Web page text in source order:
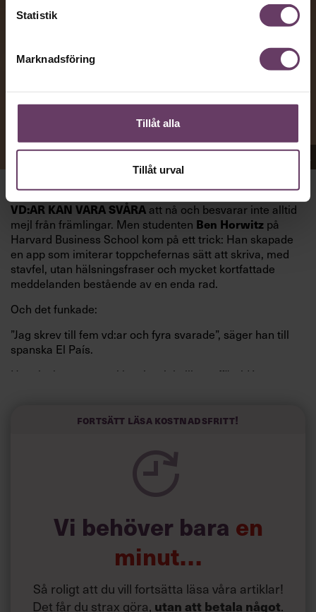
Statistik
Marknadsföring
Tillåt alla
Tillåt urval
Appen Sinceerly imiterar vd:ars kortfattade språk.
VD:AR KAN VARA SVÅRA att nå och besvarar inte alltid
mejl från främlingar. Men studenten Ben Horwitz på
Harvard Business School kom på ett trick: Han skapade
en app som imiterar toppchefernas sätt att skriva, med
stavfel, utan hälsningsfraser och mycket kortfattade
meddelanden bestående av en enda rad.
Och det funkade:
”Jag skrev till fem vd:ar och fyra svarade”, säger han till
spanska El País.
Horwitz har nu utvecklat sitt trick till en affärsidé: appen
kortfattat slarviga vd-stilen.
Fortsätt läsa kostnadsfritt!
Vi behöver bara en
minut…
Så roligt att du vill fortsätta läsa våra artiklar!
Det får du strax göra, utan att betala något.